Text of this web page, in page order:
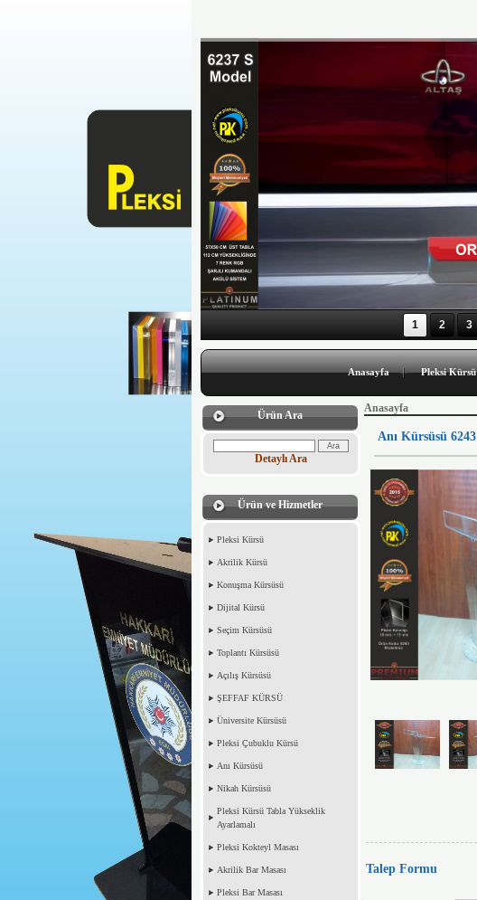
1 2 3
Anasayfa Pleksi Kürsü
Ürün Ara
Detaylı Ara
Ürün ve Hizmetler
Pleksi Kürsü
Akrilik Kürsü
Konuşma Kürsüsü
Dijital Kürsü
Seçim Kürsüsü
Toplantı Kürsüsü
Açılış Kürsüsü
ŞEFFAF KÜRSÜ
Üniversite Kürsüsü
Pleksi Çubuklu Kürsü
Anı Kürsüsü
Nikah Kürsüsü
Pleksi Kürsü Tabla Yükseklik
Ayarlamalı
Pleksi Kokteyl Masası
Akrilik Bar Masası
Pleksi Bar Masası
Anasayfa
Anı Kürsüsü 6243
Talep Formu